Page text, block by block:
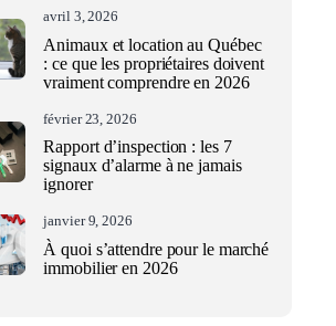
avril 3, 2026
Animaux et location au Québec
: ce que les propriétaires doivent
vraiment comprendre en 2026
février 23, 2026
Rapport d’inspection : les 7
signaux d’alarme à ne jamais
ignorer
janvier 9, 2026
À quoi s’attendre pour le marché
immobilier en 2026